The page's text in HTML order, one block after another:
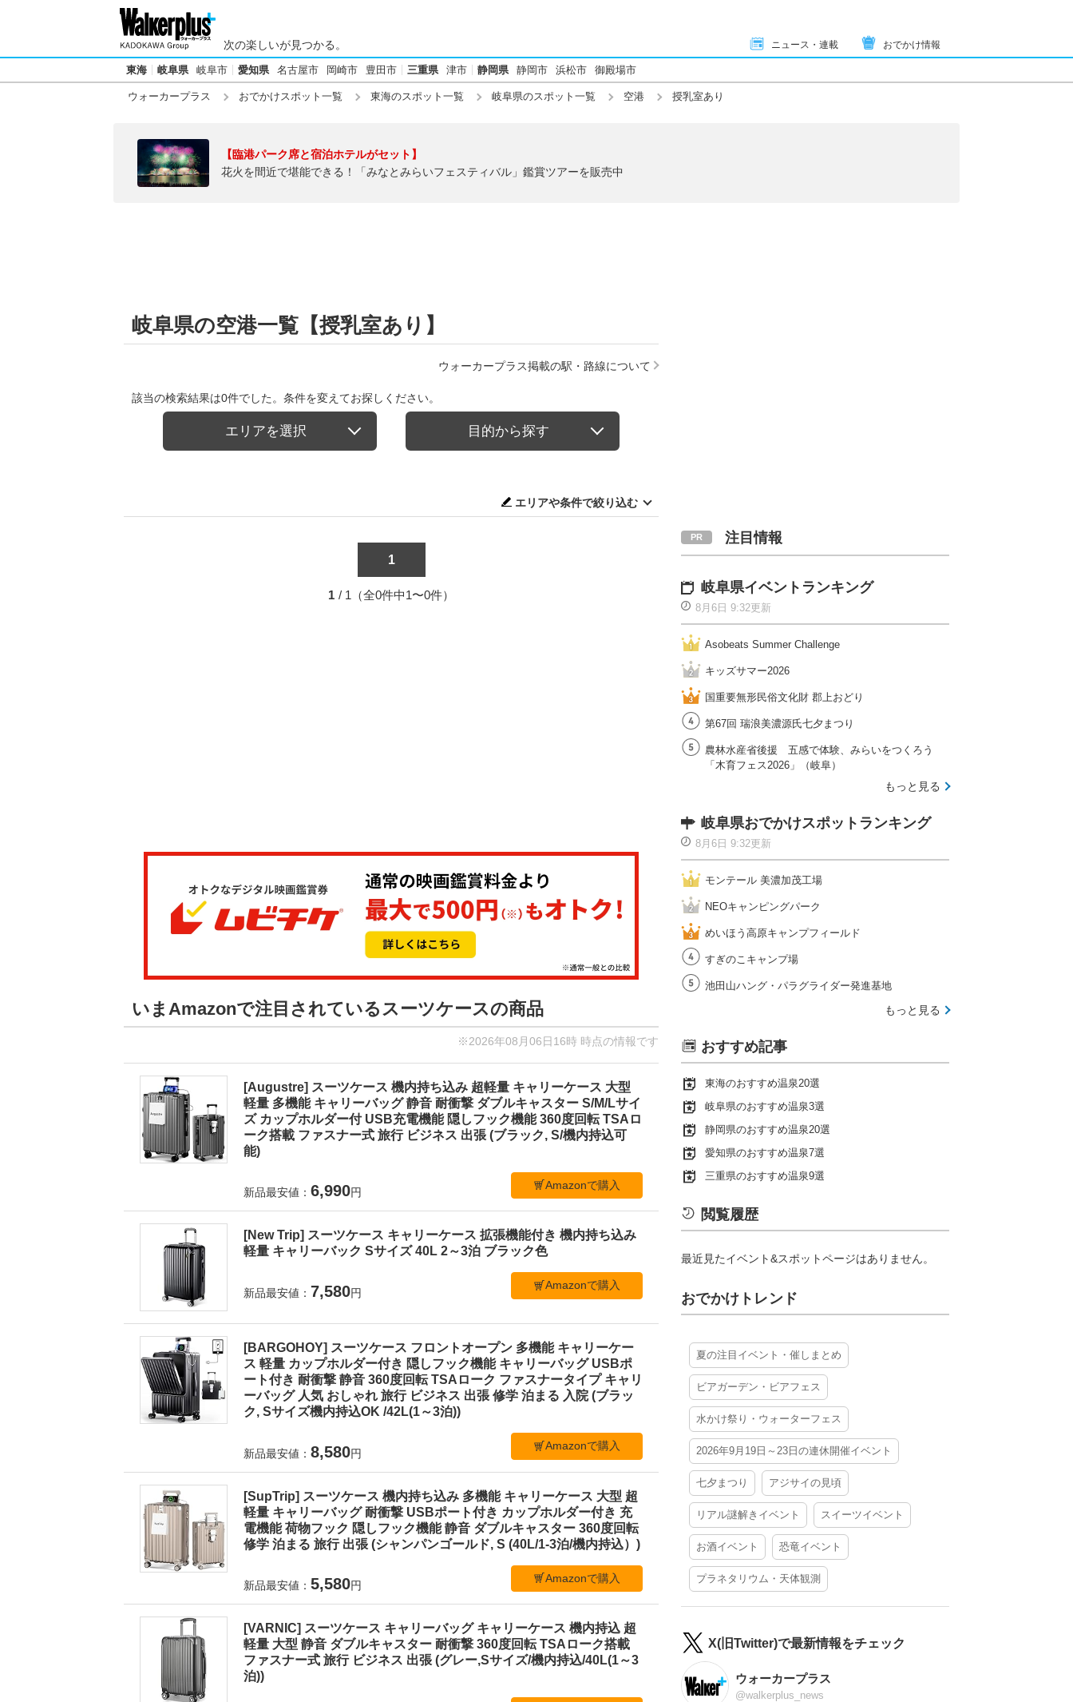
次の楽しいが見つかる。 ニュース・連載 おでかけ情報
東海 岐阜県 岐阜市 愛知県 名古屋市 岡崎市 豊田市 三重県 津市 静岡県 静岡市 浜松市 御殿場市
ウォーカープラス おでかけスポット一覧 東海のスポット一覧 岐阜県のスポット一覧 空港 授乳室あり
【臨港パーク席と宿泊ホテルがセット】
花火を間近で堪能できる！「みなとみらいフェスティバル」鑑賞ツアーを販売中
岐阜県の空港一覧【授乳室あり】
ウォーカープラス掲載の駅・路線について
該当の検索結果は0件でした。条件を変えてお探しください。
エリアを選択 目的から探す
エリアや条件で絞り込む
1
1 / 1（全0件中1〜0件）
いまAmazonで注目されているスーツケースの商品
※2026年08月06日16時 時点の情報です
[Augustre] スーツケース 機内持ち込み 超軽量 キャリーケース 大型
軽量 多機能 キャリーバッグ 静音 耐衝撃 ダブルキャスター S/M/Lサイ
ズ カップホルダー付 USB充電機能 隠しフック機能 360度回転 TSAロ
ーク搭載 ファスナー式 旅行 ビジネス 出張 (ブラック, S/機内持込可
能)
新品最安値： 6,990円
Amazonで購入
[New Trip] スーツケース キャリーケース 拡張機能付き 機内持ち込み
軽量 キャリーバック Sサイズ 40L 2～3泊 ブラック色
新品最安値： 7,580円
Amazonで購入
[BARGOHOY] スーツケース フロントオープン 多機能 キャリーケー
ス 軽量 カップホルダー付き 隠しフック機能 キャリーバッグ USBポ
ート付き 耐衝撃 静音 360度回転 TSAローク ファスナータイプ キャリ
ーバッグ 人気 おしゃれ 旅行 ビジネス 出張 修学 泊まる 入院 (ブラッ
ク, Sサイズ機内持込OK /42L(1～3泊))
新品最安値： 8,580円
Amazonで購入
[SupTrip] スーツケース 機内持ち込み 多機能 キャリーケース 大型 超
軽量 キャリーバッグ 耐衝撃 USBポート付き カップホルダー付き 充
電機能 荷物フック 隠しフック機能 静音 ダブルキャスター 360度回転
修学 泊まる 旅行 出張 (シャンパンゴールド, S (40L/1-3泊/機内持込）)
新品最安値： 5,580円
Amazonで購入
[VARNIC] スーツケース キャリーバッグ キャリーケース 機内持込 超
軽量 大型 静音 ダブルキャスター 耐衝撃 360度回転 TSAローク搭載
ファスナー式 旅行 ビジネス 出張 (グレー,Sサイズ/機内持込/40L(1～3
泊))
注目情報
岐阜県イベントランキング
8月6日 9:32更新
Asobeats Summer Challenge
キッズサマー2026
国重要無形民俗文化財 郡上おどり
第67回 瑞浪美濃源氏七夕まつり
農林水産省後援 五感で体験、みらいをつくろう
「木育フェス2026」（岐阜）
もっと見る
岐阜県おでかけスポットランキング
8月6日 9:32更新
モンテール 美濃加茂工場
NEOキャンピングパーク
めいほう高原キャンプフィールド
すぎのこキャンプ場
池田山ハング・パラグライダー発進基地
もっと見る
おすすめ記事
東海のおすすめ温泉20選
岐阜県のおすすめ温泉3選
静岡県のおすすめ温泉20選
愛知県のおすすめ温泉7選
三重県のおすすめ温泉9選
閲覧履歴
最近見たイベント&スポットページはありません。
おでかけトレンド
夏の注目イベント・催しまとめ
ビアガーデン・ビアフェス
水かけ祭り・ウォーターフェス
2026年9月19日～23日の連休開催イベント
七夕まつり アジサイの見頃
リアル謎解きイベント スイーツイベント
お酒イベント 恐竜イベント
プラネタリウム・天体観測
X(旧Twitter)で最新情報をチェック
ウォーカープラス
@walkerplus_news